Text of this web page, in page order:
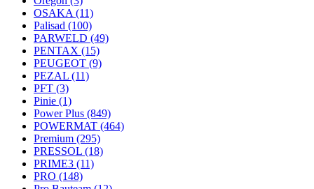
OSAKA (11)
Palisad (100)
PARWELD (49)
PENTAX (15)
PEUGEOT (9)
PEZAL (11)
PFT (3)
Pinie (1)
Power Plus (849)
POWERMAT (464)
Premium (295)
PRESSOL (18)
PRIME3 (11)
PRO (148)